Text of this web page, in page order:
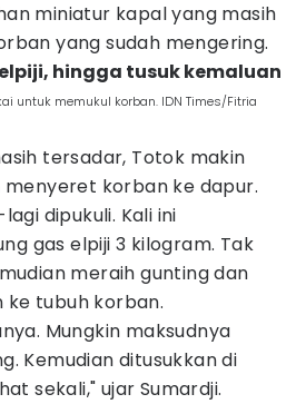
miniatur kapal yang masih
yang sudah mengering.
hingga tusuk kemaluan
untuk memukul korban. IDN Times/Fitria
tersadar, Totok makin
menyeret korban ke dapur.
dipukuli. Kali ini
gas elpiji 3 kilogram. Tak
meraih gunting dan
ke tubuh korban.
Mungkin maksudnya
Kemudian ditusukkan di
sekali," ujar Sumardji.